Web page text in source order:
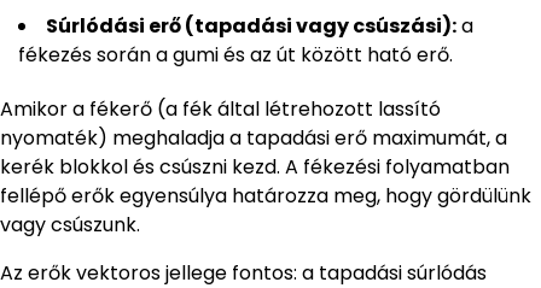
Súrlódási erő (tapadási vagy csúszási):a
fékezés során a gumi és az út között ható erő.
Amikor a fékerő (a fék által létrehozott lassító
nyomaték) meghaladja a tapadási erő maximumát, a
kerék blokkol és csúszni kezd. A fékezési folyamatban
fellépő erők egyensúlya határozza meg, hogy gördülünk
vagy csúszunk.
Az erők vektoros jellege fontos: a tapadási súrlódás